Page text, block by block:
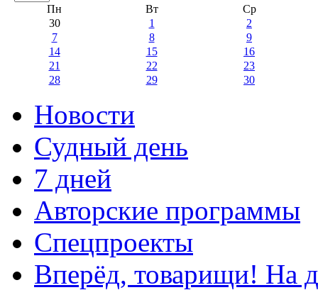
Пн Вт
Ср
30
1
2
7
8
9
14
15
16
21
22
23
28
29 30
Новости
Судный день
7 дней
Авторские программы
Спецпроекты
Вперёд, товарищи! На